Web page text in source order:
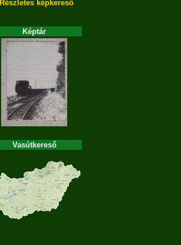
Részletes képkereső
Képtár
Vasútkereső